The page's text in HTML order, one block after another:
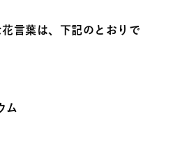
言葉は、下記のとおりで
ム